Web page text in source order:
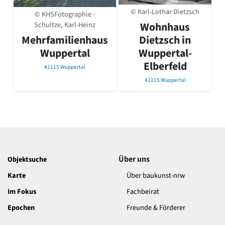
David Chipperfield
Harald Deilmann
Gottfried Böhm
Schneider von Esleben
Peter Behrens
Auszeichnung vorbildlicher Bauten NRW 2020
Big Beautiful Buildings (Großbauten der Nachkriegszeit)
Reformarchitektur
Historismus
Klassizismus
Renaissance
© KHSFotographie -
Schultze, Karl-Heinz
Mehrfamilienhaus
Wuppertal
42115 Wuppertal
© Karl-Lothar Dietzsch
Wohnhaus
Dietzsch in
Wuppertal-
Elberfeld
42115 Wuppertal
Objektsuche
Karte
Im Fokus
Epochen
Über uns
Über baukunst-nrw
Fachbeirat
Freunde & Förderer